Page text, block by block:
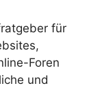
für
Foren
und